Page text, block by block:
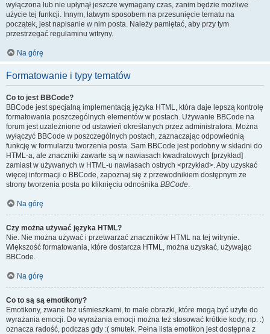
wyłączona lub nie upłynął jeszcze wymagany czas, zanim będzie możliwe
użycie tej funkcji. Innym, łatwym sposobem na przesunięcie tematu na
początek, jest napisanie w nim posta. Należy pamiętać, aby przy tym
przestrzegać regulaminu witryny.
Na górę
Formatowanie i typy tematów
Co to jest BBCode?
BBCode jest specjalną implementacją języka HTML, która daje lepszą kontrolę
formatowania poszczególnych elementów w postach. Używanie BBCode na
forum jest uzależnione od ustawień określanych przez administratora. Można
wyłączyć BBCode w poszczególnych postach, zaznaczając odpowiednią
funkcję w formularzu tworzenia posta. Sam BBCode jest podobny w składni do
HTML-a, ale znaczniki zawarte są w nawiasach kwadratowych [przykład]
zamiast w używanych w HTML-u nawiasach ostrych <przykład>. Aby uzyskać
więcej informacji o BBCode, zapoznaj się z przewodnikiem dostępnym ze
strony tworzenia posta po kliknięciu odnośnika BBCode.
Na górę
Czy można używać języka HTML?
Nie. Nie można używać i przetwarzać znaczników HTML na tej witrynie.
Większość formatowania, które dostarcza HTML, można uzyskać, używając
BBCode.
Na górę
Co to są są emotikony?
Emotikony, zwane też uśmieszkami, to małe obrazki, które mogą być użyte do
wyrażania emocji. Do wyrażania emocji można też stosować krótkie kody, np. :)
oznacza radość, podczas gdy :( smutek. Pełna lista emotikon jest dostępna z